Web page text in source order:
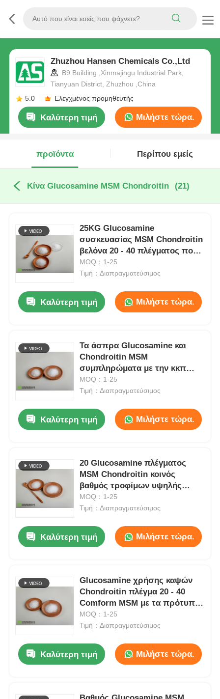
Zhuzhou Hansen Chemicals Co.,Ltd
B9 Building ,Xinmajingu Industrial Park,
Tianyuan District, Zhuzhou ,China
5.0
Ελεγχμένος προμηθευτής
Καλύτερη τιμή Μιλήστε τώρα.
προϊόντα Περίπου εμείς
Κίνα Glucosamine MSM Chondroitin (21)
25KG Glucosamine
συσκευασίας MSM Chondroitin
βελόνα 20 - 40 πλέγματος που
διαμορφώνεται
MOQ：1-25
Τιμή：Διαπραγματεύσιμος
Καλύτερη τιμή Μιλήστε τώρα.
Τα άσπρα Glucosamine και
Chondroitin MSM
συμπληρώματα με την κκπ
καθαρίζουν το εργαστήριο
MOQ：1-25
Τιμή：Διαπραγματεύσιμος
Καλύτερη τιμή Μιλήστε τώρα.
20 Glucosamine πλέγματος
MSM Chondroitin κοινός
βαθμός τροφίμων υψηλής
αγνότητας υγείας
MOQ：1-25
Τιμή：Διαπραγματεύσιμος
Καλύτερη τιμή Μιλήστε τώρα.
Glucosamine χρήσης καψών
Chondroitin πλέγμα 20 - 40
Comform MSM με τα πρότυπα
της Ευρώπης
MOQ：1-25
Τιμή：Διαπραγματεύσιμος
Καλύτερη τιμή Μιλήστε τώρα.